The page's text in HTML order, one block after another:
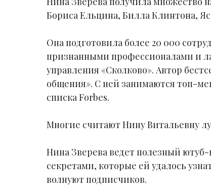
Бориса Ельцина, Билла Клинтона,
Она подготовила более 20 000
признанными профессионалами и
управления «Сколково». Автор
общения». С ней занимаются топ-
списка Forbes.
Многие считают Нину Витальевну
Нина Зверева ведет полезный
секретами, которые ей удалось
волнуют подписчиков.